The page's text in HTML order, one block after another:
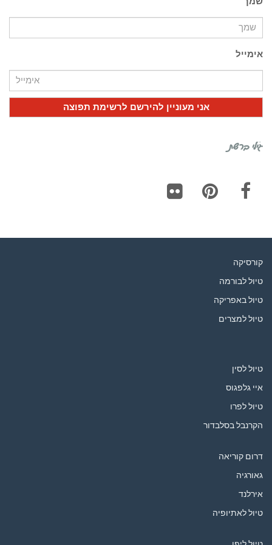
אימייל
גילי ברשת
קורסיקה
טיול לבורמה
טיול באפריקה
טיול למצרים
טיול לסין
איי גלפגוס
טיול לפרו
הקרנבל בסלבדור
דרום קוריאה
גאורגיה
אירלנד
טיול לאתיופיה